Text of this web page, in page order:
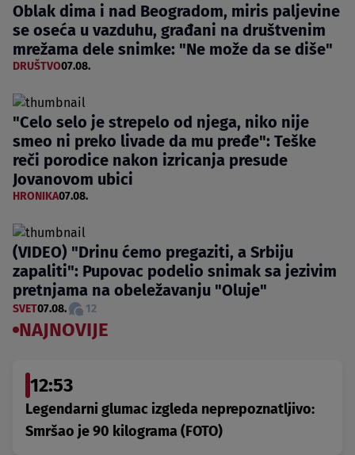
Oblak dima i nad Beogradom, miris paljevine
se oseća u vazduhu, građani na društvenim
mrežama dele snimke: "Ne može da se diše"
DRUŠTVO07.08.
"Celo selo je strepelo od njega, niko nije
smeo ni preko livade da mu pređe": Teške
reči porodice nakon izricanja presude
Jovanovom ubici
HRONIKA07.08.
(VIDEO) "Drinu ćemo pregaziti, a Srbiju
zapaliti": Pupovac podelio snimak sa jezivim
pretnjama na obeležavanju "Oluje"
SVET07.08. 12
NAJNOVIJE
12:53
Legendarni glumac izgleda neprepoznatljivo:
Smršao je 90 kilograma (FOTO)